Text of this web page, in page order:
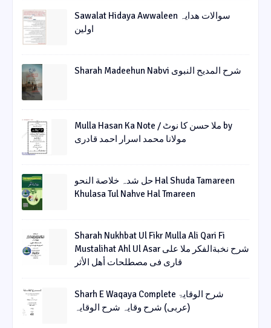
Sawalat Hidaya Awwaleen سوالات ھدایہ
اولین
Sharah Madeehun Nabvi شرح المدیح النبوی
Mulla Hasan Ka Note / ملا حسن کا نوٹ by
مولانا محمد اسرار احمد قادری
حل شدہ خلاصة النحو Hal Shuda Tamareen
Khulasa Tul Nahve Hal Tmareen
Sharah Nukhbat Ul Fikr Mulla Ali Qari Fi
Mustalihat Ahl Ul Asar شرح نخبةالفکر ملا علی
قاری فی مصطلحات أھل الأثر
Sharh E Waqaya Complete شرح الوقایۃ
(عربی) شرح وقایہ شرح الوقایہ